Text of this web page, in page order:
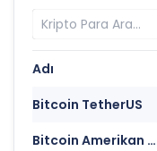
Adı
Bitcoin TetherUS
Bitcoin Amerikan Doları